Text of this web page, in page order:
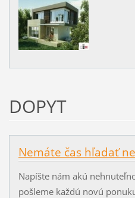
DOPYT
Nemáte čas hľadať
Napíšte nám akú
pošleme každú novú